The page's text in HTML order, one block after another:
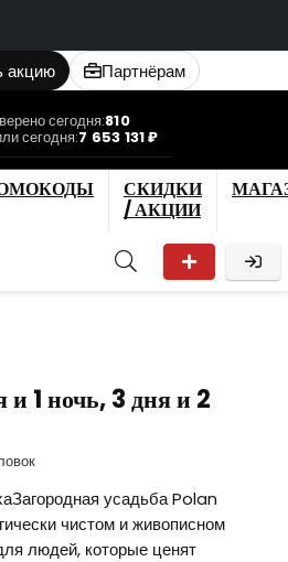
акцию Партнёрам
сегодня:810
сегодня:7 653 131 ₽
СКИДКИ
/ АКЦИИ
1 ночь, 3 дня и 2
усадьба Polan
чистом и живописном
людей, которые ценят